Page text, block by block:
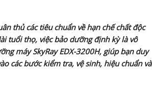
thủ các tiêu chuẩn về hạn chế chất độc
tuổi thọ, việc bảo dưỡng định kỳ là vô
máy SkyRay EDX-3200H, giúp bạn duy
các bước kiểm tra, vệ sinh, hiệu chuẩn và